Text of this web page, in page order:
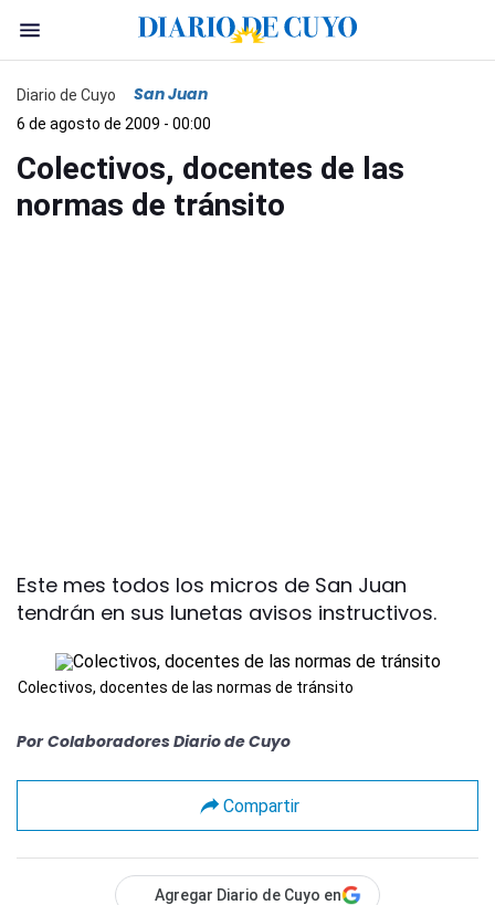
Diario de Cuyo San Juan
6 de agosto de 2009 - 00:00
Colectivos, docentes de las
normas de tránsito
Este mes todos los micros de San Juan
tendrán en sus lunetas avisos instructivos.
Colectivos, docentes de las normas de tránsito
Por Colaboradores Diario de Cuyo
Compartir
Agregar Diario de Cuyo en